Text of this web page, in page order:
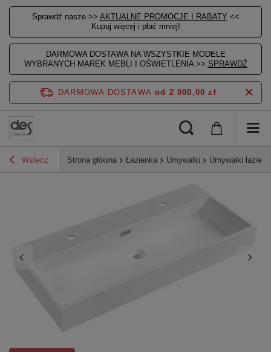
Sprawdź nasze >> AKTUALNE PROMOCJE I RABATY <<
Kupuj więcej i płać mniej!
DARMOWA DOSTAWA NA WSZYSTKIE MODELE
WYBRANYCH MAREK MEBLI I OŚWIETLENIA >> SPRAWDŹ
DARMOWA DOSTAWA od 2 000,00 zł
Wstecz Strona główna Łazienka Umywalki Umywalki